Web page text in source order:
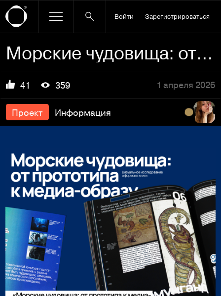
Войти Зарегистрироваться
Морские чудовища: от прототипа к медиа-образу
41 359 1 апреля 2026
Проект Информация